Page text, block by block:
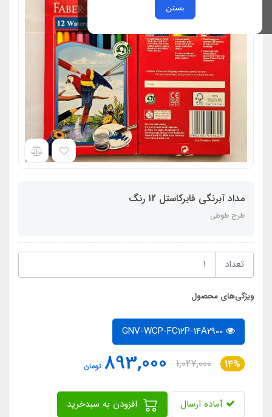
بستن
مداد آبرنگی فابرکاستل 12 رنگ
طرح طوطی
تعداد
ویژگی‌های محصول
14%
1,027,000
893,000 تومان
آماده ارسال